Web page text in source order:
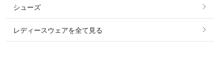
マフラー・スカーフ・ストール・スヌード
ピアス・イヤリング
シューズ
レディースウェアを全て見る